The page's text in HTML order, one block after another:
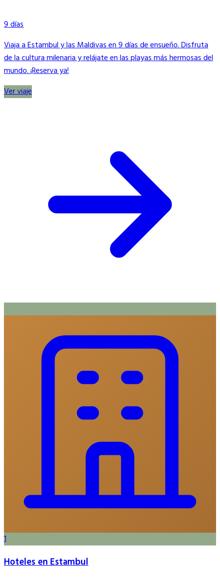
9 días
Viaja a Estambul y las Maldivas en 9 días de ensueño. Disfruta
de la cultura milenaria y relájate en las playas más hermosas del
mundo. ¡Reserva ya!
Ver viaje
1
Hoteles en Estambul